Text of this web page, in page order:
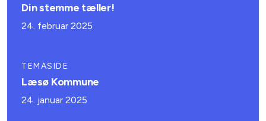
Din stemme tæller!
24. februar 2025
TEMASIDE
Læsø Kommune
24. januar 2025